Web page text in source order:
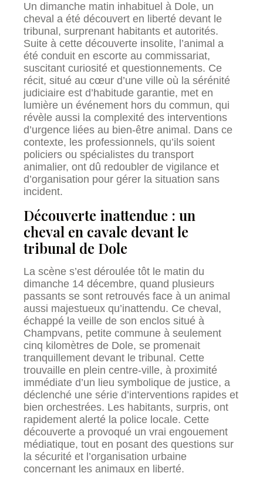
Un dimanche matin inhabituel à Dole, un
cheval a été découvert en liberté devant le
tribunal, surprenant habitants et autorités.
Suite à cette découverte insolite, l’animal a
été conduit en escorte au commissariat,
suscitant curiosité et questionnements. Ce
récit, situé au cœur d’une ville où la sérénité
judiciaire est d’habitude garantie, met en
lumière un événement hors du commun, qui
révèle aussi la complexité des interventions
d’urgence liées au bien-être animal. Dans ce
contexte, les professionnels, qu’ils soient
policiers ou spécialistes du transport
animalier, ont dû redoubler de vigilance et
d’organisation pour gérer la situation sans
incident.
Découverte inattendue : un
cheval en cavale devant le
tribunal de Dole
La scène s’est déroulée tôt le matin du
dimanche 14 décembre, quand plusieurs
passants se sont retrouvés face à un animal
aussi majestueux qu’inattendu. Ce cheval,
échappé la veille de son enclos situé à
Champvans, petite commune à seulement
cinq kilomètres de Dole, se promenait
tranquillement devant le tribunal. Cette
trouvaille en plein centre-ville, à proximité
immédiate d’un lieu symbolique de justice, a
déclenché une série d’interventions rapides et
bien orchestrées. Les habitants, surpris, ont
rapidement alerté la police locale. Cette
découverte a provoqué un vrai engouement
médiatique, tout en posant des questions sur
la sécurité et l’organisation urbaine
concernant les animaux en liberté.